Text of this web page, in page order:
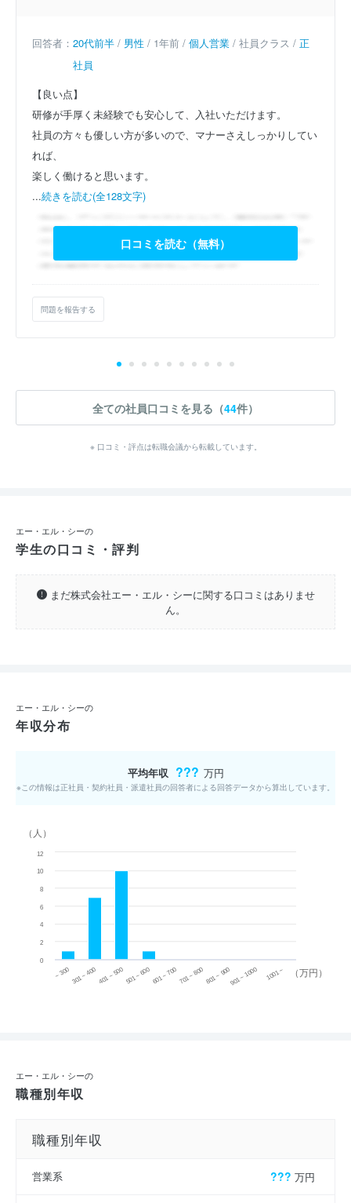
回答者： 20代前半 / 男性 / 1年前 / 個人営業 / 社員クラス / 正
社員
【良い点】
研修が手厚く未経験でも安心して、入社いただけます。
社員の方々も優しい方が多いので、マナーさえしっかりしてい
れば、
楽しく働けると思います。
...続きを読む(全128文字)
口コミを読む（無料）
問題を報告する
全ての社員口コミを見る（44件）
※ 口コミ・評点は転職会議から転載しています。
エー・エル・シーの
学生の口コミ・評判
まだ株式会社エー・エル・シーに関する口コミはありませ
ん。
エー・エル・シーの
年収分布
平均年収 ??? 万円
※この情報は正社員・契約社員・派遣社員の回答者による回答データから算出しています。
（万円）
（人）
~ 300 301 ~ 400 401 ~ 500501 ~ 600601 ~ 700701 ~ 800801 ~ 900901 ~ 1000 1001 ~
0
2
4
6
8
10
12
エー・エル・シーの
職種別年収
職種別年収
営業系 ??? 万円